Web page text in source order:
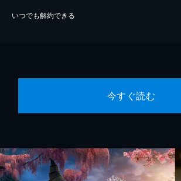
いつでも解約できる
今すぐ読む